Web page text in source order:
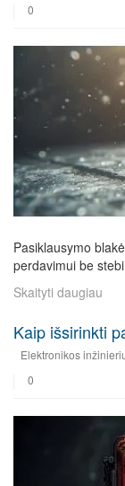
0
Pasiklausymo
perdavimui be
Skaityti daugiau
Kaip išsirinkti
Elektronikos
0